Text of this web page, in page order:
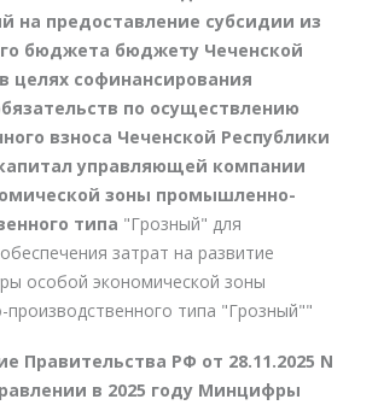
на предоставление субсидии из
бюджета бюджету Чеченской
целях софинансирования
по осуществлению
взноса Чеченской Республики
управляющей компании
зоны промышленно-
типа "Грозный" для
затрат на развитие
особой экономической зоны
типа "Грозный""
Правительства РФ от 28.11.2025 N
в 2025 году Минцифры